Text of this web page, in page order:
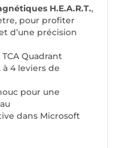
H.E.A.R.T.,
pour profiter
d’une précision
Quadrant
4 leviers de
pour une
dans Microsoft